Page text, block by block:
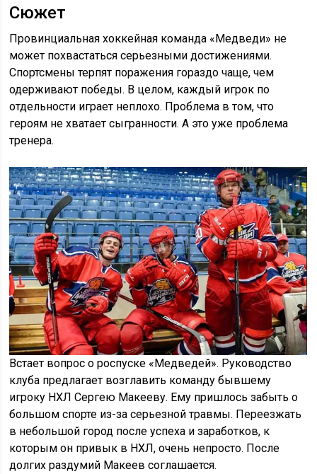
Сюжет
Провинциальная хоккейная команда «Медведи» не
может похвастаться серьезными достижениями.
Спортсмены терпят поражения гораздо чаще, чем
одерживают победы. В целом, каждый игрок по
отдельности играет неплохо. Проблема в том, что
героям не хватает сыгранности. А это уже проблема
тренера.
Встает вопрос о роспуске «Медведей». Руководство
клуба предлагает возглавить команду бывшему
игроку НХЛ Сергею Макееву. Ему пришлось забыть о
большом спорте из-за серьезной травмы. Переезжать
в небольшой город после успеха и заработков, к
которым он привык в НХЛ, очень непросто. После
долгих раздумий Макеев соглашается.